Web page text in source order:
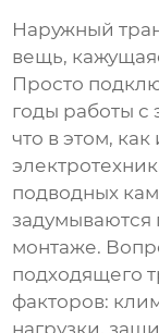
Наружный
вещь,
Просто
годы работы с
что в этом,
подводных
монтаже.
подходящего
факторов: